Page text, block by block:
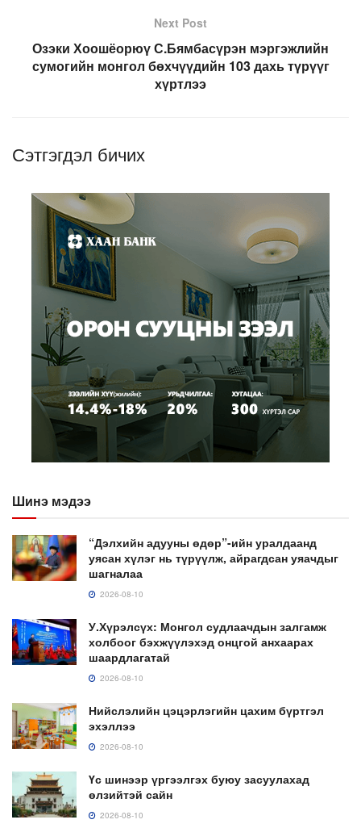
Next Post
Озэки Хоошёорюү С.Бямбасүрэн мэргэжлийн
сумогийн монгол бөхчүүдийн 103 дахь түрүүг
хүртлээ
Сэтгэгдэл бичих
Шинэ мэдээ
“Дэлхийн адууны өдөр”-ийн уралдаанд
уясан хүлэг нь түрүүлж, айрагдсан уяачдыг
шагналаа
2026-08-10
У.Хүрэлсүх: Монгол судлаачдын залгамж
холбоог бэхжүүлэхэд онцгой анхаарах
шаардлагатай
2026-08-10
Нийслэлийн цэцэрлэгийн цахим бүртгэл
эхэллээ
2026-08-10
Үс шинээр үргээлгэх буюу засуулахад
өлзийтэй сайн
2026-08-10